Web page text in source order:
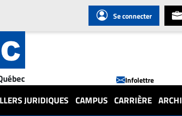
Se connecter
Infolettre
JURIDIQUES CAMPUS CARRIÈRE